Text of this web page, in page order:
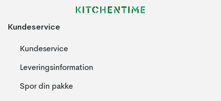
Kundeservice
Kundeservice
Leveringsinformation
Spor din pakke